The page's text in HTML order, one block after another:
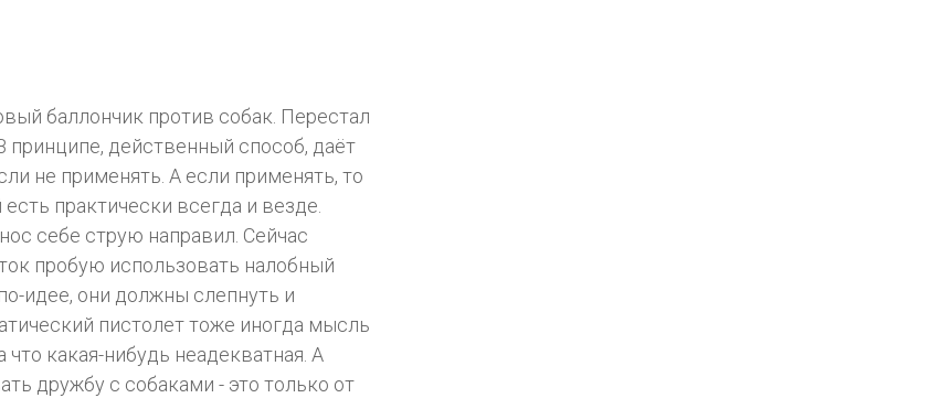
баллончик против собак. Перестал
принципе, действенный способ, даёт
не применять. А если применять, то
практически всегда и везде.
себе струю направил. Сейчас
пробую использовать налобный
идее, они должны слепнуть и
пистолет тоже иногда мысль
что какая-нибудь неадекватная. А
дружбу с собаками - это только от